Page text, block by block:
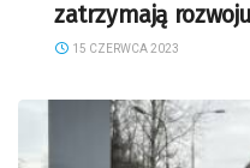
zatrzymają
15 CZERWCA 2023